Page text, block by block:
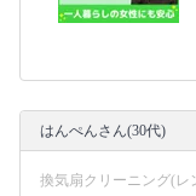
はんぺんさん(30代)
換気扇クリーニング(レ